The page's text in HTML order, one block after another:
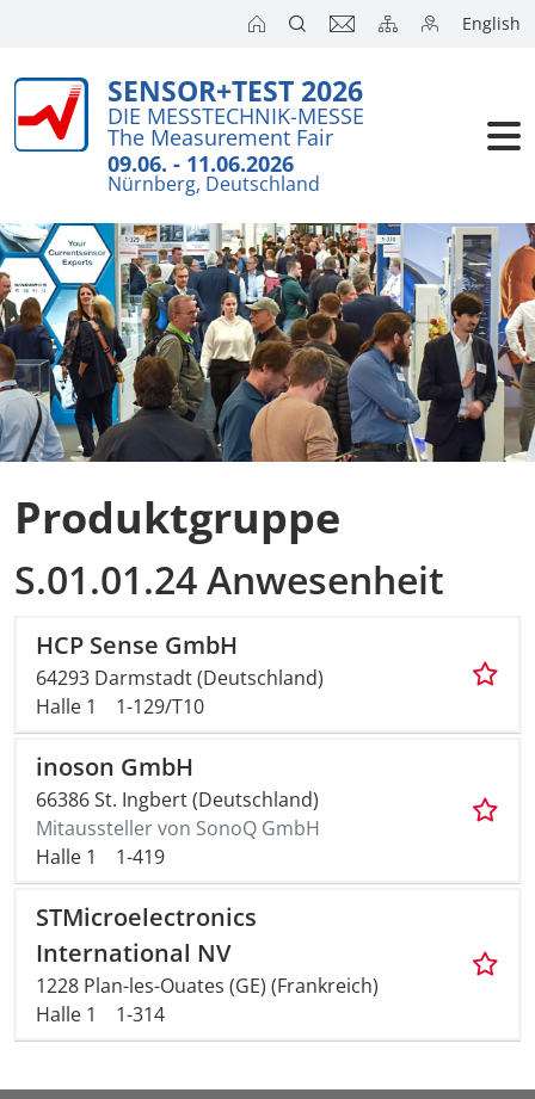
English
SENSOR+TEST 2026
DIE MESSTECHNIK-MESSE
The Measurement Fair
09.06. - 11.06.2026
Nürnberg, Deutschland
Produktgruppe
S.01.01.24 Anwesenheit
HCP Sense GmbH
64293 Darmstadt (Deutschland)
Halle 1
1-129/T10
inoson GmbH
66386 St. Ingbert (Deutschland)
Mitaussteller von SonoQ GmbH
Halle 1
1-419
STMicroelectronics
International NV
1228 Plan-les-Ouates (GE) (Frankreich)
Halle 1
1-314